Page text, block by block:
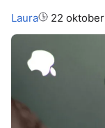
Auteur:
Laura 22